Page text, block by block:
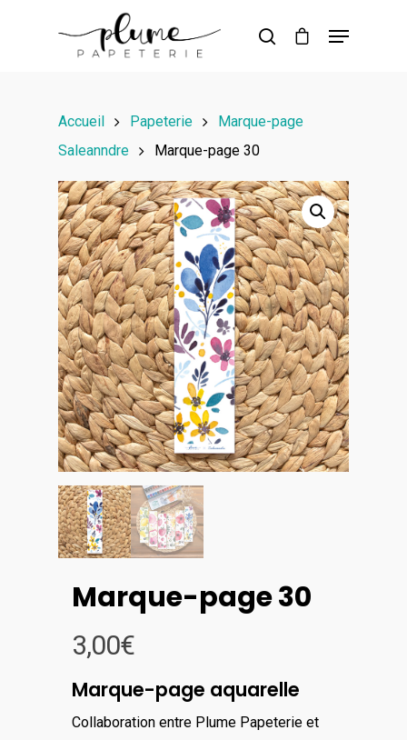
Accueil Papeterie
Marque-page
Saleanndre
Marque-page 30
Marque-page 30
3,00€
Marque-page aquarelle
Collaboration entre Plume Papeterie et